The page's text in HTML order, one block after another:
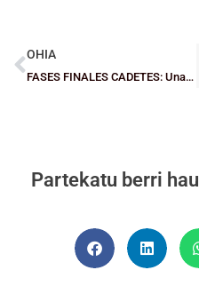
OHIA
FASES FINALES CADETES: Unamuno y Gernika, los rivales a batir
Partekatu berri hau